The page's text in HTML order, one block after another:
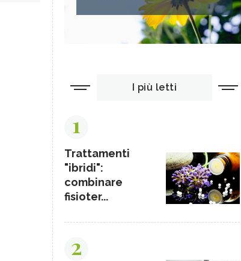
I più letti
1
Trattamenti
"ibridi":
combinare
fisioter...
2